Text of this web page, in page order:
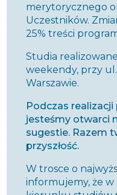
merytorycznego
Uczestników.
25% treści
Studia
weekendy, przy
Warszawie.
Podczas
jesteśmy otwarci
sugestie. Razem
przyszłość.
W trosce o
informujemy, że